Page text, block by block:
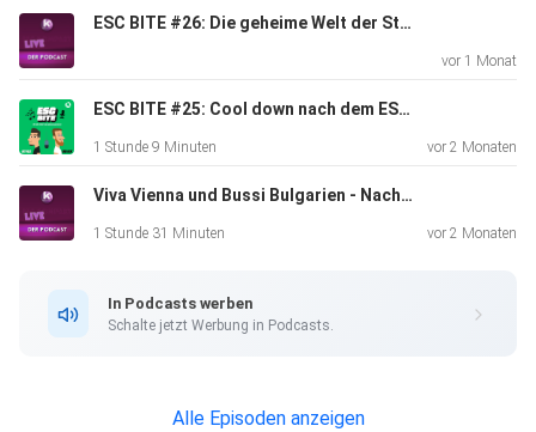
ESC BITE #26: Die geheime Welt der Stagings beim Eurovision Song Contest (mit Kaleen)
vor 1 Monat
ESC BITE #25: Cool down nach dem ESC 2026 in Wien (Mit Max und Laureen)
1 Stunde 9 Minuten vor 2 Monaten
Viva Vienna und Bussi Bulgarien - Nach dem Eurovision Song Contest 2026 ist vor dem ESC 2027
1 Stunde 31 Minuten vor 2 Monaten
In Podcasts werben
Schalte jetzt Werbung in Podcasts.
Alle Episoden anzeigen